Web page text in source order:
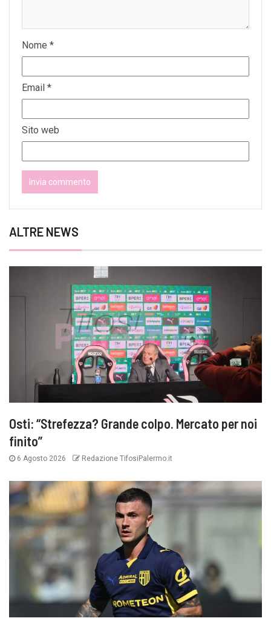
Nome *
Email *
Sito web
ALTRE NEWS
Osti: “Strefezza? Grande colpo. Mercato per noi
finito”
6 Agosto 2026 Redazione TifosiPalermo.it